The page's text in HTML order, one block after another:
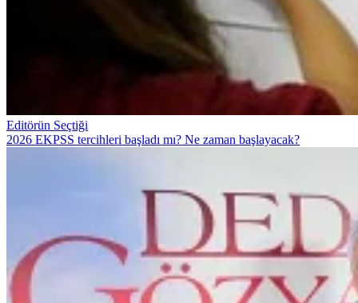
Editörün Seçtiği
2026 EKPSS tercihleri başladı mı? Ne zaman başlayacak?